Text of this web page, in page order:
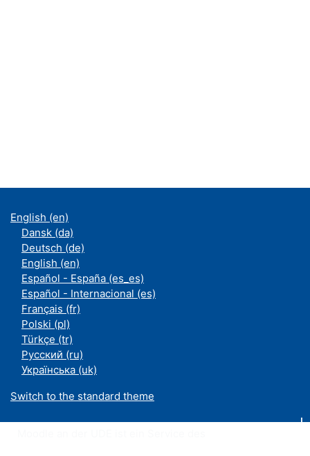
English ‎(en)‎
Dansk ‎(da)‎
Deutsch ‎(de)‎
English ‎(en)‎
Español - España ‎(es_es)‎
Español - Internacional ‎(es)‎
Français ‎(fr)‎
Polski ‎(pl)‎
Türkçe ‎(tr)‎
Русский ‎(ru)‎
Українська ‎(uk)‎
Switch to the standard theme